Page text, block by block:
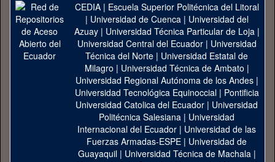
CEDIA| Escuela Superior Politécnica del Litoral
| Universidad de Cuenca| Universidad del
Azuay| Universidad Técnica Particular de Loja|
Universidad Central del Ecuador| Universidad
Técnica del Norte | Universidad Estatal de
Milagro | Universidad Técnica de Ambato |
Universidad Regional Autónoma de los Andes|
Universidad Tecnológica Equinoccial| Pontificia
Universidad Catolica del Ecuador | Universidad
Politécnica Salesiana | Universidad
Internacional del Ecuador | Universidad de las
Fuerzas Armadas-ESPE | Universidad de
Guayaquil| Universidad Técnica de Machala|